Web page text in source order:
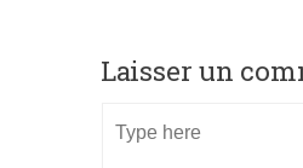
Laisser un